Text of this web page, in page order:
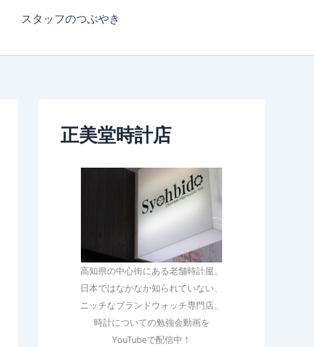
スタッフのつぶやき
正美堂時計店
高知県の中心街にある老舗時計屋。
日本ではなかなか知られていない、
ニッチなブランドウォッチ専門店。
時計についての勉強会動画を
YouTubeで配信中！